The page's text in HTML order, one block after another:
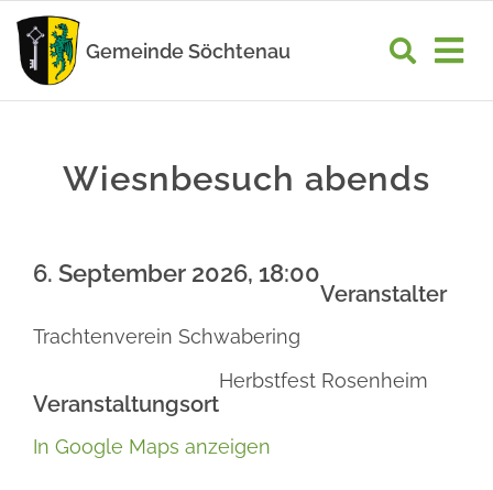
Zum
Inhalt
springen
Gemeinde Söchtenau
RATHAUS
WIRTSCHAFT
UNSER ORT
Wiesnbesuch abends
6. September 2026, 18:00
Veranstalter
Trachtenverein Schwabering
Veranstaltungsort
Herbstfest Rosenheim
In Google Maps anzeigen